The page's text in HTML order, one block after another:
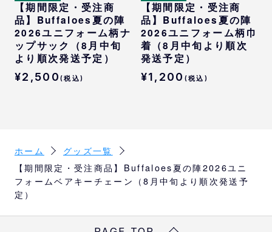
【期間限定・受注商
品】Buffaloes夏の陣
2026ユニフォーム柄ナ
ップサック（8月中旬
より順次発送予定）
¥2,500 (税込)
【期間限定・受注商
品】Buffaloes夏の陣
2026ユニフォーム柄巾
着（8月中旬より順次
発送予定）
¥1,200 (税込)
ホーム
グッズ一覧
【期間限定・受注商品】Buffaloes夏の陣2026ユニ
フォームベアキーチェーン（8月中旬より順次発送予
定）